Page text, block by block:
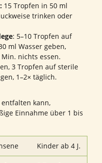
15 Tropfen in 50 ml
trinken oder
: 5–10 Tropfen auf
ml Wasser geben,
nichts essen.
3 Tropfen auf sterile
1–2× täglich.
kann,
Einnahme über 1 bis
Kinder ab 4 J.